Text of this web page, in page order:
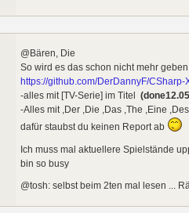
@Bären, Die
So wird es das schon nicht mehr
https://github.com/DerDannyF/CSharp-
-alles mit [TV-Serie] im Titel
-Alles mit ,Der ,Die ,Das ,The ,Eine
dafür staubst du keinen Report ab
Ich muss mal aktuellere Spielstände
bin so busy
@tosh: selbst beim 2ten mal lesen ...